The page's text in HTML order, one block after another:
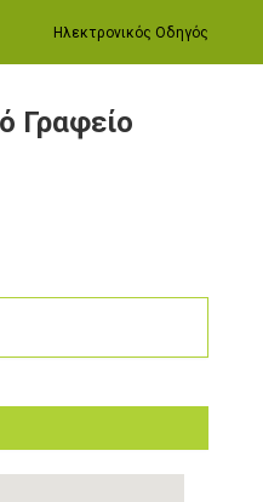
Ηλεκτρονικός Οδηγός
Γραφείο